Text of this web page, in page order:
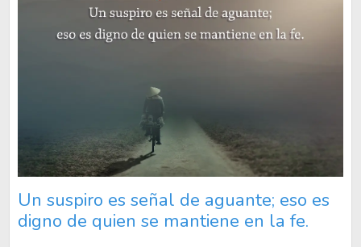
Un suspiro es señal de aguante; eso es
digno de quien se mantiene en la fe.